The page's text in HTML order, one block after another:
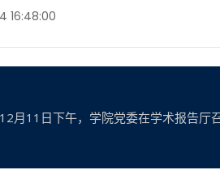
16:48:00
12月11日下午，学院党委在学术报告厅